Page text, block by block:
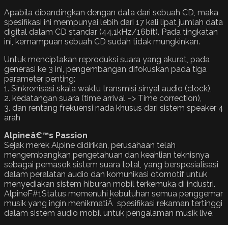
Apabila dibandingkan dengan data dari sebuah CD, maka
spesifikasi ini mempunyai lebih dari 17 kali lipat jumlah data
digital dalam CD standar (44,1kHz/16bit). Pada tingkatan
ini, kemampuan sebuah CD sudah tidak mungkinkan.
Untuk menciptakan reproduksi suara yang akurat, pada
generasi ke 3 ini, pengembangan difokuskan pada tiga
parameter penting:
1. Sinkronisasi skala waktu transmisi sinyal audio (clock),
2. kedatangan suara (time arrival –> Time correction),
3. dan rentang frekuensi nada khusus dari sistem speaker 4
arah
Alpineâ€™s Passion
Sejak merek Alpine didirikan, perusahaan telah
mengembangkan pengetahuan dan keahlian teknisnya
sebagai pemasok sistem suara total, yang berspesialisasi
dalam peralatan audio dan komunikasi otomotif untuk
menyediakan sistem hiburan mobil terkemuka di industri.
AlpineF#1Status memenuhi kebutuhan semua penggemar
musik yang ingin menikmatiÂ spesifikasi rekaman tertinggi
dalam sistem audio mobil untuk pengalaman musik live.